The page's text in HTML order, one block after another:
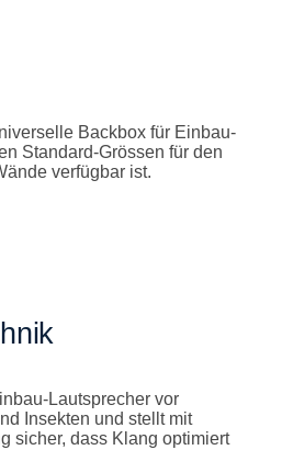
Backbox für Einbau-
Standard-Grössen für den
verfügbar ist.
Lautsprecher vor
Insekten und stellt mit
sicher, dass Klang optimiert